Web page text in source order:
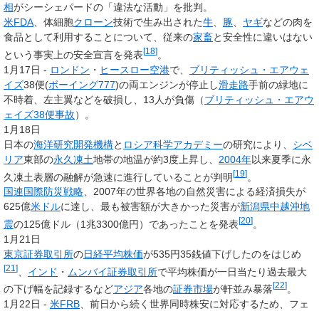
相がシーシェパードの「違法な活動」を批判。
米FDA 、体細胞クローン技術で生み出された牛 豚 ヤギなどの肉を
食品として利用することについて、従来の家畜と安全性に違いはない
という事実上の安全宣言を発表[18]。
1月17日 - ロンドン ・ ヒースロー空港で、 ブリティッシュ・エアウェ
イズ38便(ボーイング777)の両エンジンが停止し滑走路手前の緑地に
不時着、左主翼などを破損し、13人が負傷（ブリティッシュ・エアウ
ェイズ38便事故）。
1月18日
日本の海洋研究開発機構と ロシア科学アカデミーの研究により、 シベ
リア東部の永久凍土地帯の地温が約3度上昇し、 2004年以来夏季に永
久凍土表層の融解が急速に進行していることが判明[19]
国連国際防災戦略 、2007年の世界各地の自然災害による経済損失が
625億米ドルに達し、最も被害額が大きかった災害が新潟県中越沖地
震の125億ドル（1兆3300億円）であったことを発表[20] 。
1月21日
東京証券取引所の日経平均株価が535円35銭値下げしたのをはじめ
[21 ] インド ・ ムンバイ証券取引所で平均株価が一日当たり過去最大
の下げ幅を記録するなどアジア各地の証券市場が軒並み暴落[22] 。
1月22日 - 米FRB 、前日から続く世界同時株安に対応するため、フェ